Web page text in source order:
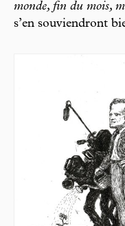
monde, fin du mois,
s’en souviendront